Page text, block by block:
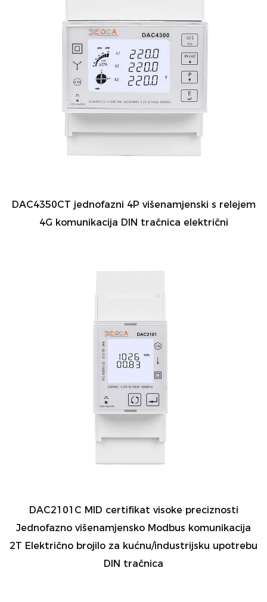
DAC4350CT jednofazni 4P višenamjenski s relejem
4G komunikacija DIN tračnica električni
DAC2101C MID certifikat visoke preciznosti
Jednofazno višenamjensko Modbus komunikacija
2T Električno brojilo za kućnu/industrijsku upotrebu
DIN tračnica